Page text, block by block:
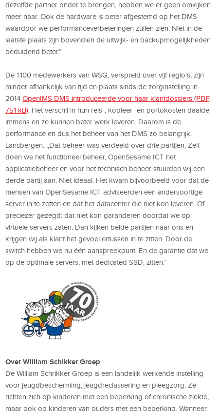
dezelfde partner onder te brengen, hebben we er geen omkijken
meer naar. Ook de hardware is beter afgestemd op het DMS
waardoor we performanceverbeteringen zullen zien. Niet in de
laatste plaats zijn bovendien de uitwijk- en backupmogelijkheden
beduidend beter.”
De 1.100 medewerkers van WSG, verspreid over vijf regio’s, zijn
minder afhankelijk van tijd en plaats sinds de zorginstelling in
2014OpenIMS DMS introduceerde voor haar klantdossiers (PDF,
751 kB) . Het verschil in hun reis-, kopieer- en portokosten daalde
immens en ze kunnen beter werk leveren. Daarom is de
performance en dus het beheer van het DMS zo belangrijk.
Lansbergen: ,,Dat beheer was verdeeld over drie partijen. Zelf
doen we het functioneel beheer, OpenSesame ICT het
applicatiebeheer en voor het technisch beheer stuurden wij een
derde partij aan. Niet ideaal. Het kwam bijvoorbeeld voor dat de
mensen van OpenSesame ICT adviseerden een andersoortige
server in te zetten en dat het datacenter die niet kon leveren. Of
preciezer gezegd: dat niet kon garanderen doordat we op
virtuele servers zaten. Dan kijken beide partijen naar ons en
krijgen wij als klant het gevoel ertussen in te zitten. Door de
switch hebben we nu één aanspreekpunt. En de garantie dat we
op de optimale servers, met dedicated SSD, zitten.”
Over William Schikker Groep
De William Schrikker Groep is een landelijk werkende instelling
voor jeugdbescherming, jeugdreclassering en pleegzorg. Ze
richten zich op kinderen met een beperking of chronische ziekte,
maar ook op kinderen van ouders met een beperking. Wanneer